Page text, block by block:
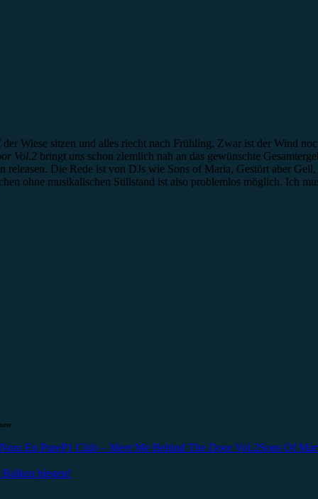
Wiese sitzen und alles riecht nach Frühling. Zwar ist der Wind
Vol.2 bringt uns schon ziemlich nah an das gewünschte
Die Rede ist von DJs wie Sons of Maria, Gestört aber
ohne musikalischen Stillstand ist also problemlos möglich. Ich
Nora En PureP1 Club – Meet Me Behind The Door Vol.2Sons Of
biegen!